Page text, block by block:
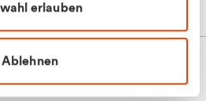
erlauben
Ablehnen